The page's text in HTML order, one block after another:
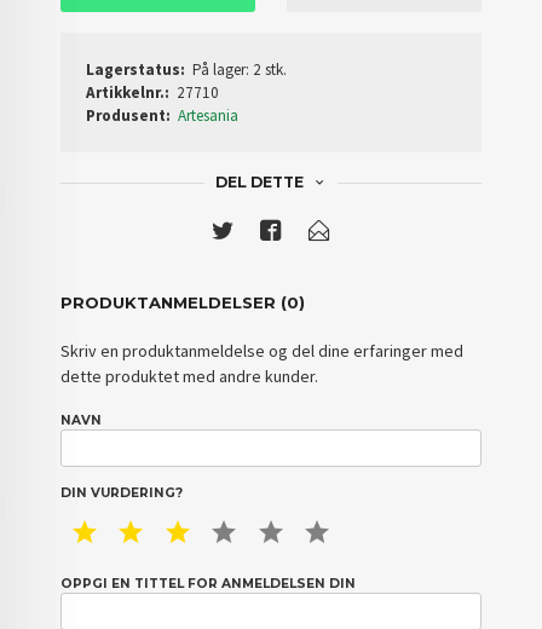
Lagerstatus: På lager: 2 stk.
Artikkelnr.: 27710
Produsent: Artesania
DEL DETTE
PRODUKTANMELDELSER (0)
Skriv en produktanmeldelse og del dine erfaringer med
dette produktet med andre kunder.
NAVN
DIN VURDERING?
1 STAR2 STAR3 STAR4 STAR5 STAR
OPPGI EN TITTEL FOR ANMELDELSEN DIN